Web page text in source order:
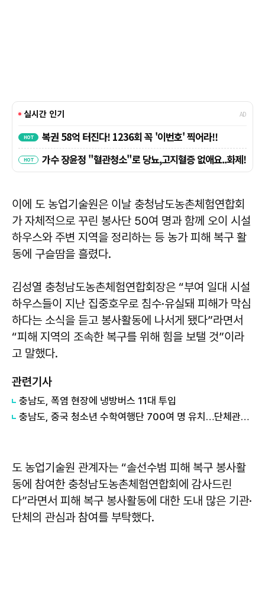
이에 도 농업기술원은 이날 충청남도농촌체험연합회
가 자체적으로 꾸린 봉사단 50여 명과 함께 오이 시설
하우스와 주변 지역을 정리하는 등 농가 피해 복구 활
동에 구슬땀을 흘렸다.
김성열 충청남도농촌체험연합회장은 “부여 일대 시설
하우스들이 지난 집중호우로 침수·유실돼 피해가 막심
하다는 소식을 듣고 봉사활동에 나서게 됐다”라면서
“피해 지역의 조속한 복구를 위해 힘을 보탤 것”이라
고 말했다.
관련기사
충남도, 폭염 현장에 냉방버스 11대 투입
충남도, 중국 청소년 수학여행단 700여 명 유치…단체관광 확대 '물꼬'
도 농업기술원 관계자는 “솔선수범 피해 복구 봉사활
동에 참여한 충청남도농촌체험연합회에 감사드린
다”라면서 피해 복구 봉사활동에 대한 도내 많은 기관·
단체의 관심과 참여를 부탁했다.